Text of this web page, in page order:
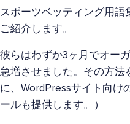
スポーツベッティング用語
ご紹介します。
彼らはわずか3ヶ月でオー
急増させました。その方法
に、WordPressサイト向け
ールも提供します。）